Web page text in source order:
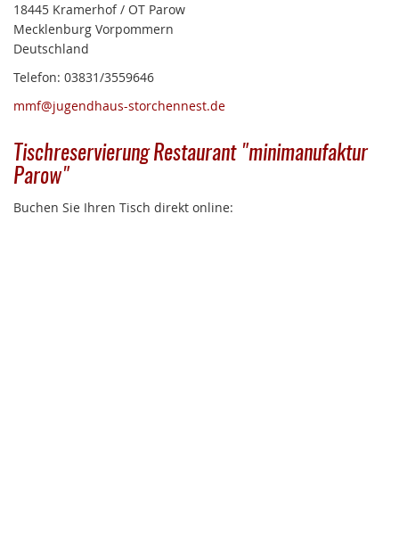
18445 Kramerhof / OT Parow
Mecklenburg Vorpommern
Deutschland
Telefon: 03831/3559646
mmf@jugendhaus-storchennest.de
Tischreservierung Restaurant "minimanufaktur
Parow"
Buchen Sie Ihren Tisch direkt online: